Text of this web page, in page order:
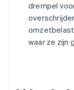
drempel
waar ze zijn